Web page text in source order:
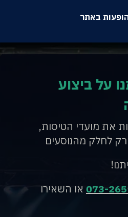
באתר
על ביצוע
את מועדי הטיסות,
לחלק מהנוסעים
073- או השאירו